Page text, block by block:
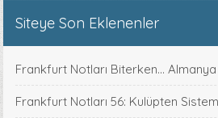
Siteye Son Eklenenler
Frankfurt Notları Biterken...
Frankfurt Notları 56: Kulüpten